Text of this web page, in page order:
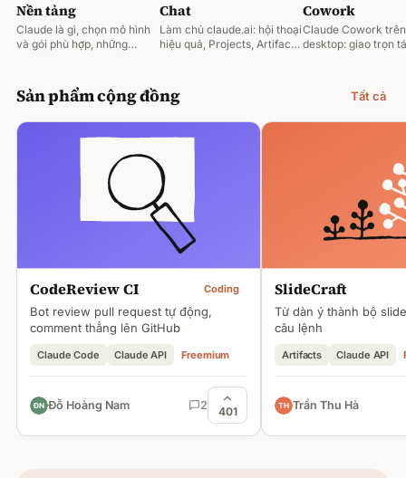
Nền tảng
Claude là gì, chọn mô hình
và gói phù hợp, những
Chat
Làm chủ claude.ai: hội thoại
hiệu quả, Projects, Artifacts
Cowork
Claude Cowork trên
desktop: giao trọn
Sản phẩm cộng đồng Tất cả
CodeReview CI Coding
Bot review pull request tự động,
comment thẳng lên GitHub
Claude Code Claude API Freemium
Đỗ Hoàng Nam 2 401
SlideCraft
Từ dàn ý thành bộ
câu lệnh
Artifacts Claude API
Trần Thu Hà